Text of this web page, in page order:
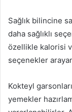
Sağlık bilincine
daha sağlıklı
özellikle kalorisi
seçenekler
Kokteyl
yemekler